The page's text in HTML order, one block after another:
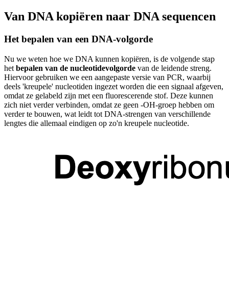
Van DNA kopiëren naar DNA sequencen
Het bepalen van een DNA-volgorde
Nu we weten hoe we DNA kunnen kopiëren, is de volgende stap
het bepalen van de nucleotidevolgorde van de leidende streng.
Hiervoor gebruiken we een aangepaste versie van PCR, waarbij
deels 'kreupele' nucleotiden ingezet worden die een signaal afgeven,
omdat ze gelabeld zijn met een fluorescerende stof. Deze kunnen
zich niet verder verbinden, omdat ze geen -OH-groep hebben om
verder te bouwen, wat leidt tot DNA-strengen van verschillende
lengtes die allemaal eindigen op zo'n kreupele nucleotide.